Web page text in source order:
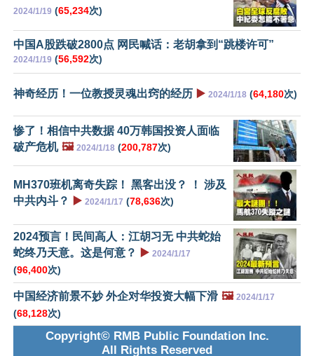
2024/1/19 (65,234次)
中国A股跌破2800点 网民喊话：老胡拿到“跳楼许可”
2024/1/19 (56,592次)
神奇经历！一位教授灵魂出窍的经历 ▶️ 2024/1/18 (64,180次)
惨了！相信中共数据 40万韩国投资人面临
破产危机 🖼️ 2024/1/18 (200,787次)
MH370班机离奇失踪！ 黑客出没？ ！ 涉及
中共内斗？
▶️ 2024/1/17 (78,636次)
2024预言！民间高人：江胡习无 中共蛇始
蛇终乃天意。这是何意？
▶️ 2024/1/17
(96,400次)
中国经济前景不妙 外企对华投资大幅下滑 🖼️ 2024/1/17
(68,128次)
Copyright© RMB Public Foundation Inc.
All Rights Reserved